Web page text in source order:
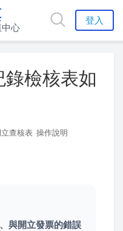
心
登入
檢核表如
查核表 操作說明
與開立發票的錯誤